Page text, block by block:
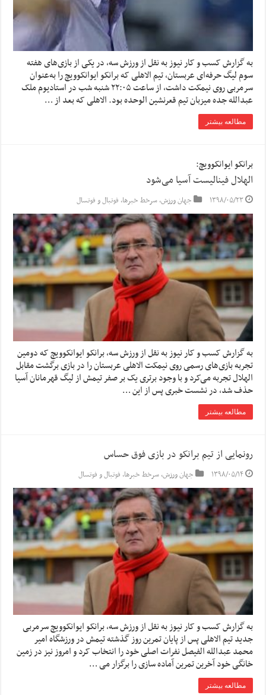
به گزارش کسب و کار نیوز به نقل از ورزش سه, در یکی از بازی‌های هفته
سوم لیگ حرفه‌ای عربستان، تیم الاهلی که برانکو ایوانکوویچ را به‌عنوان
سرمربی روی نیمکت داشت، از ساعت ۲۲:۰۵ شنبه شب در استادیوم ملک
عبدالله جده میزبان تیم قعرنشین الوحده بود. الاهلی که بعد از …
مطالعه بیشتر
برانکو ایوانکوویچ:
الهلال فینالیست آسیا می‌شود
۱۳۹۸/۰۵/۲۳ جهان ورزش,سرخط خبرها, فوتبال و فوتسال
به گزارش کسب و کار نیوز به نقل از ورزش سه, برانکو ایوانکوویچ که دومین
تجربه بازی‌های رسمی روی نیمکت الاهلی عربستان را در بازی برگشت مقابل
الهلال تجربه می‌کرد و با وجود برتری یک بر صفر تیمش از لیگ قهرمانان آسیا
حذف شد، در نشست خبری پس از این …
مطالعه بیشتر
رونمایی از تیم برانکو در بازی فوق حساس
۱۳۹۸/۰۵/۱۴ جهان ورزش,سرخط خبرها, فوتبال و فوتسال
به گزارش کسب و کار نیوز به نقل از ورزش سه, برانکو ایوانکوویچ سرمربی
جدید تیم الاهلی پس از پایان تمرین روز گذشته تیمش در ورزشگاه امیر
محمد عبدالله الفیصل نفرات اصلی خود را انتخاب کرد و امروز نیز در زمین
خانگی خود آخرین تمرین آماده سازی را برگزار می …
مطالعه بیشتر